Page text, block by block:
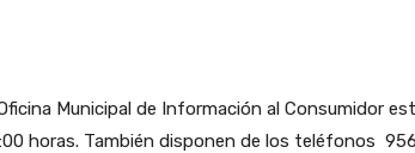
Municipal de Información al Consumidor
horas. También disponen de los teléfonos